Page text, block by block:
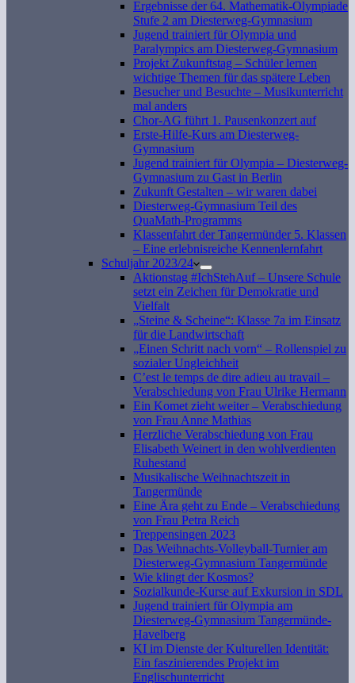
Ergebnisse der 64. Mathematik-Olympiade
Stufe 2 am Diesterweg-Gymnasium
Jugend trainiert für Olympia und
Paralympics am Diesterweg-Gymnasium
Projekt Zukunftstag – Schüler lernen
wichtige Themen für das spätere Leben
Besucher und Besuchte – Musikunterricht
mal anders
Chor-AG führt 1. Pausenkonzert auf
Erste-Hilfe-Kurs am Diesterweg-
Gymnasium
Jugend trainiert für Olympia – Diesterweg-
Gymnasium zu Gast in Berlin
Zukunft Gestalten – wir waren dabei
Diesterweg-Gymnasium Teil des
QuaMath-Programms
Klassenfahrt der Tangermünder 5. Klassen
– Eine erlebnisreiche Kennenlernfahrt
Schuljahr 2023/24
Aktionstag #IchStehAuf – Unsere Schule
setzt ein Zeichen für Demokratie und
Vielfalt
„Steine & Scheine“: Klasse 7a im Einsatz
für die Landwirtschaft
„Einen Schritt nach vorn“ – Rollenspiel zu
sozialer Ungleichheit
C’est le temps de dire adieu au travail –
Verabschiedung von Frau Ulrike Hermann
Ein Komet zieht weiter – Verabschiedung
von Frau Anne Mathias
Herzliche Verabschiedung von Frau
Elisabeth Weinert in den wohlverdienten
Ruhestand
Musikalische Weihnachtszeit in
Tangermünde
Eine Ära geht zu Ende – Verabschiedung
von Frau Petra Reich
Treppensingen 2023
Das Weihnachts-Volleyball-Turnier am
Diesterweg-Gymnasium Tangermünde
Wie klingt der Kosmos?
Sozialkunde-Kurse auf Exkursion in SDL
Jugend trainiert für Olympia am
Diesterweg-Gymnasium Tangermünde-
Havelberg
KI im Dienste der Kulturellen Identität:
Ein faszinierendes Projekt im
Englischunterricht